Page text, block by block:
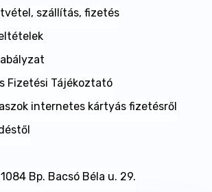
szállítás, fizetés
Fizetési Tájékoztató
internetes kártyás fizetésről
Bp. Bacsó Béla u. 29.